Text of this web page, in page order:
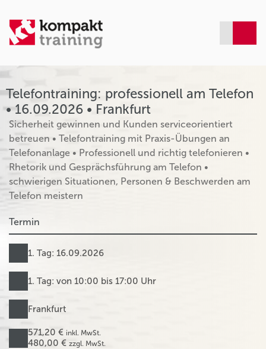
Telefontraining: professionell am Telefon
• 16.09.2026 • Frankfurt
Sicherheit gewinnen und Kunden serviceorientiert
betreuen • Telefontraining mit Praxis-Übungen an
Telefonanlage • Professionell und richtig telefonieren •
Rhetorik und Gesprächsführung am Telefon •
schwierigen Situationen, Personen & Beschwerden am
Telefon meistern
Termin
1. Tag: 16.09.2026
1. Tag: von 10:00 bis 17:00 Uhr
Frankfurt
571,20 € inkl. MwSt.
480,00 € zzgl. MwSt.